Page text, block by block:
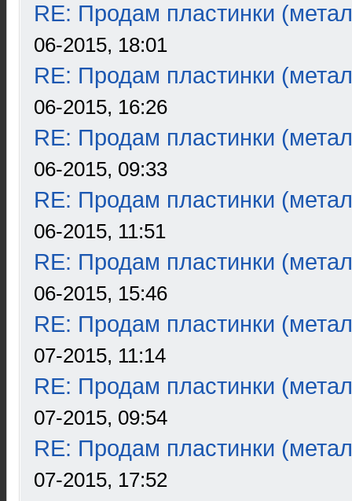
RE: Продам пластинки
06-2015, 18:01
RE: Продам пластинки
06-2015, 16:26
RE: Продам пластинки
06-2015, 09:33
RE: Продам пластинки
06-2015, 11:51
RE: Продам пластинки
06-2015, 15:46
RE: Продам пластинки
07-2015, 11:14
RE: Продам пластинки
07-2015, 09:54
RE: Продам пластинки
07-2015, 17:52